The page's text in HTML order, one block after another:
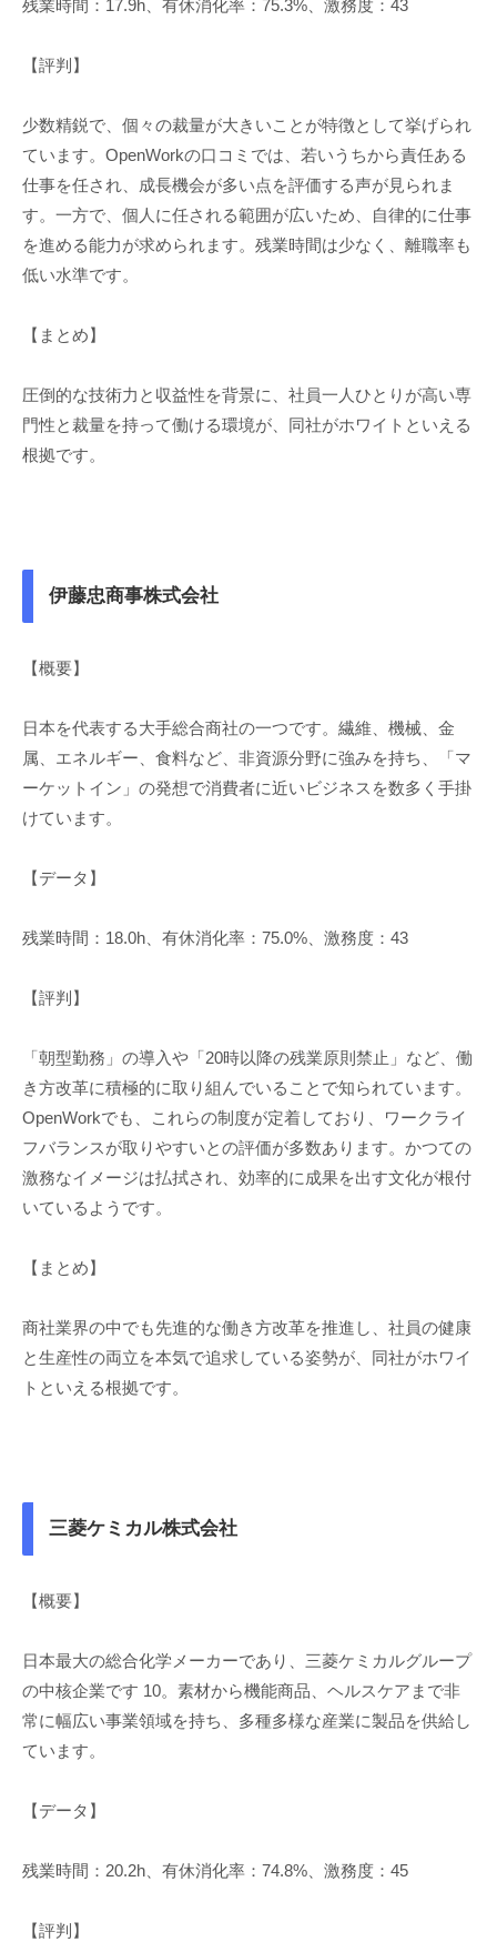
残業時間：17.9h、有休消化率：75.3%、激務度：43
【評判】
少数精鋭で、個々の裁量が大きいことが特徴として挙げられ
ています。OpenWorkの口コミでは、若いうちから責任ある
仕事を任され、成長機会が多い点を評価する声が見られま
す。一方で、個人に任される範囲が広いため、自律的に仕事
を進める能力が求められます。残業時間は少なく、離職率も
低い水準です。
【まとめ】
圧倒的な技術力と収益性を背景に、社員一人ひとりが高い専
門性と裁量を持って働ける環境が、同社がホワイトといえる
根拠です。
伊藤忠商事株式会社
【概要】
日本を代表する大手総合商社の一つです。繊維、機械、金
属、エネルギー、食料など、非資源分野に強みを持ち、「マ
ーケットイン」の発想で消費者に近いビジネスを数多く手掛
けています。
【データ】
残業時間：18.0h、有休消化率：75.0%、激務度：43
【評判】
「朝型勤務」の導入や「20時以降の残業原則禁止」など、働
き方改革に積極的に取り組んでいることで知られています。
OpenWorkでも、これらの制度が定着しており、ワークライ
フバランスが取りやすいとの評価が多数あります。かつての
激務なイメージは払拭され、効率的に成果を出す文化が根付
いているようです。
【まとめ】
商社業界の中でも先進的な働き方改革を推進し、社員の健康
と生産性の両立を本気で追求している姿勢が、同社がホワイ
トといえる根拠です。
三菱ケミカル株式会社
【概要】
日本最大の総合化学メーカーであり、三菱ケミカルグループ
の中核企業です 10。素材から機能商品、ヘルスケアまで非
常に幅広い事業領域を持ち、多種多様な産業に製品を供給し
ています。
【データ】
残業時間：20.2h、有休消化率：74.8%、激務度：45
【評判】